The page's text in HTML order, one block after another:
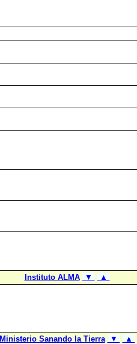
Instituto ALMA ▼ ▲
Ministerio Sanando la Tierra ▼ ▲